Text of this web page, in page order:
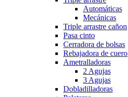
Automáticas
Mecánicas
Triple arrastre cañon
Pasa cinto
Cerradora de bolsas
Rebajadora de cuero
Ametralladoras
2 Agujas
3 Agujas
Dobladilladoras